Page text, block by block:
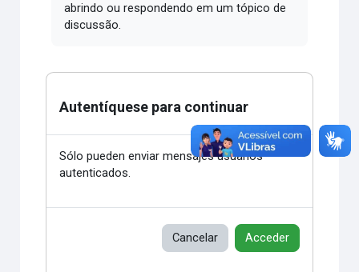
abrindo ou respondendo em um tópico de
discussão.
Autentíquese para continuar
Sólo pueden enviar mensajes usuarios
autenticados.
Cancelar Acceder